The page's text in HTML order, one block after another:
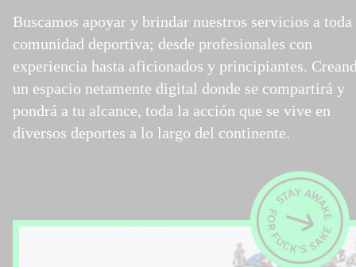
Buscamos apoyar y brindar nuestros servicios a toda
comunidad deportiva; desde profesionales con
experiencia hasta aficionados y principiantes.
un espacio netamente digital donde se compartirá y
pondrá a tu alcance, toda la acción que se vive en
diversos deportes a lo largo del continente.